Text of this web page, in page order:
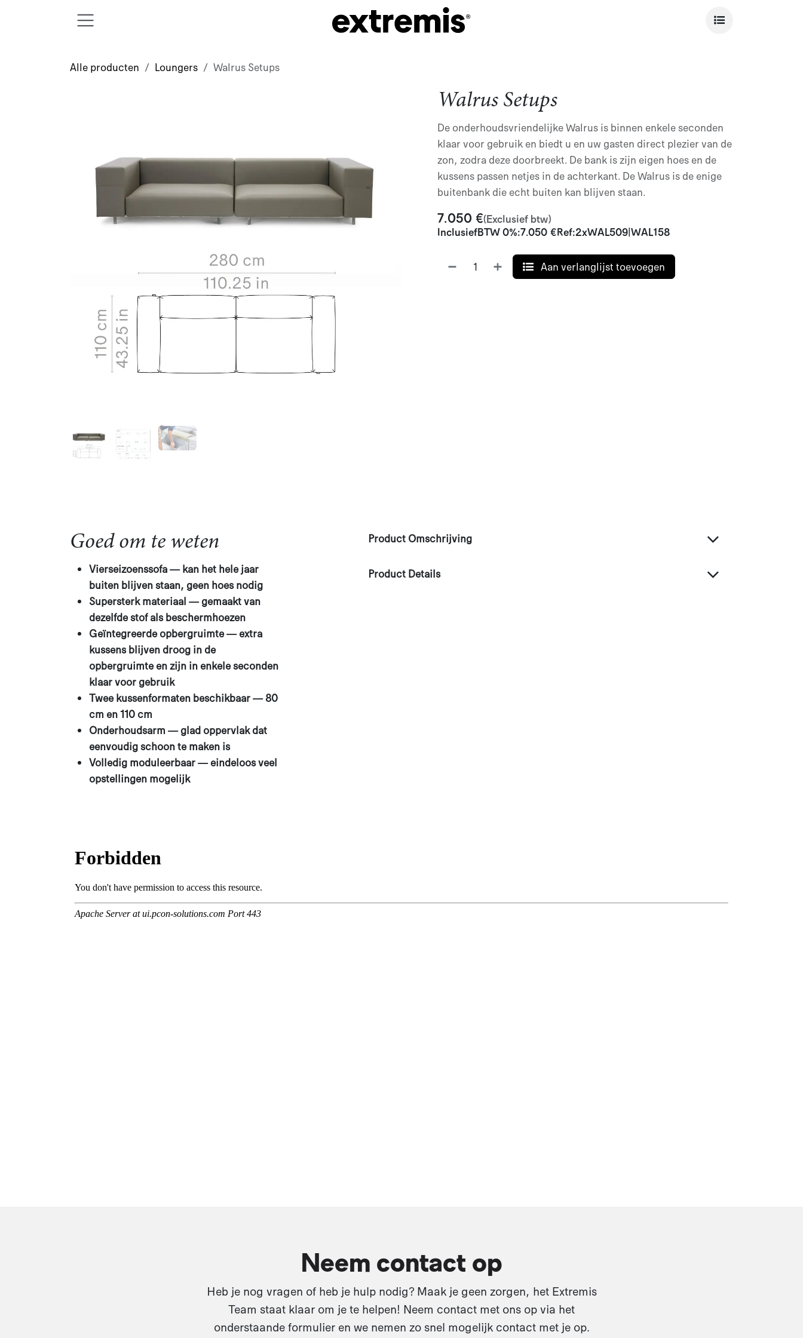
Alle producten Loungers Walrus Setups
Walrus Setups
De onderhoudsvriendelijke Walrus is binnen enkele seconden
klaar voor gebruik en biedt u en uw gasten direct plezier van de
zon, zodra deze doorbreekt. De bank is zijn eigen hoes en de
kussens passen netjes in de achterkant. De Walrus is de enige
buitenbank die echt buiten kan blijven staan.
7.050 €(Exclusief btw)
InclusiefBTW 0%:7.050 €Ref:2xWAL509|WAL158
Aan verlanglijst toevoegen
Goed om te weten ​
Vierseizoenssofa — kan het hele jaar
buiten blijven staan, geen hoes nodig
Supersterk materiaal — gemaakt van
dezelfde stof als beschermhoezen
Geïntegreerde opbergruimte — extra
kussens blijven droog in de
opbergruimte en zijn in enkele seconden
klaar voor gebruik
Twee kussenformaten beschikbaar — 80
cm en 110 cm
Onderhoudsarm — glad oppervlak dat
eenvoudig schoon te maken is
Volledig moduleerbaar — eindeloos veel
opstellingen mogelijk
Product Omschrijving
Product Details
Neem contact op
Heb je nog vragen of heb je hulp nodig? Maak je geen zorgen, het Extremis
Team staat klaar om je te helpen! Neem contact met ons op via het
onderstaande formulier en we nemen zo snel mogelijk contact met je op.